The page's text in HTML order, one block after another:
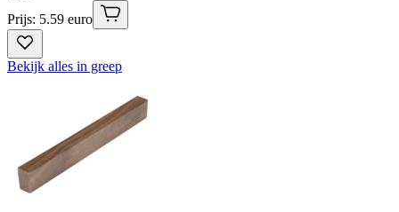
Prijs: 5.59 euro
Bekijk alles in greep